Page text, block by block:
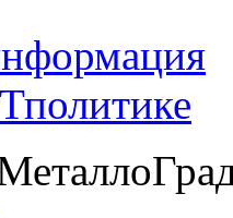
политике